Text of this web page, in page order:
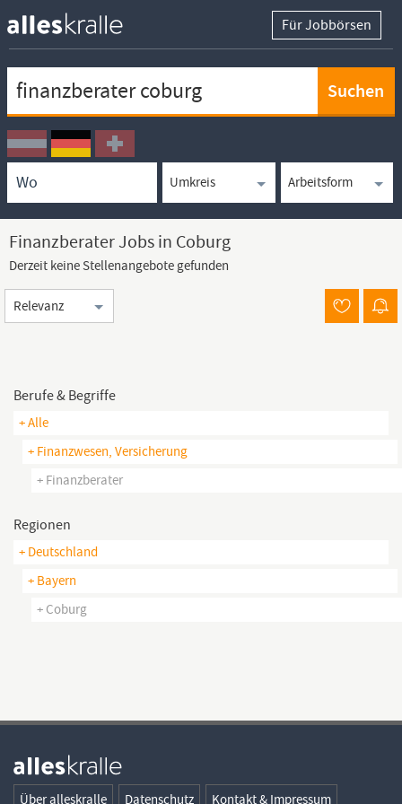
Für Jobbörsen
Ortssuche
Umkreissuche
Arbeitsform
Finanzberater Jobs in Coburg
Derzeit keine Stellenangebote gefunden
Sortierung
Berufe & Begriffe
+ Alle
+ Finanzwesen, Versicherung
+ Finanzberater
Regionen
+ Deutschland
+ Bayern
+ Coburg
Über alleskralle Datenschutz Kontakt & Impressum